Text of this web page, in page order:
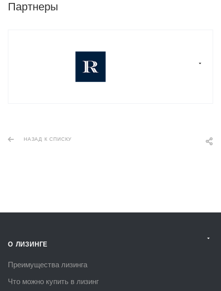
Партнеры
НАЗАД К СПИСКУ
О ЛИЗИНГЕ
Преимущества лизинга
Что можно купить в лизинг